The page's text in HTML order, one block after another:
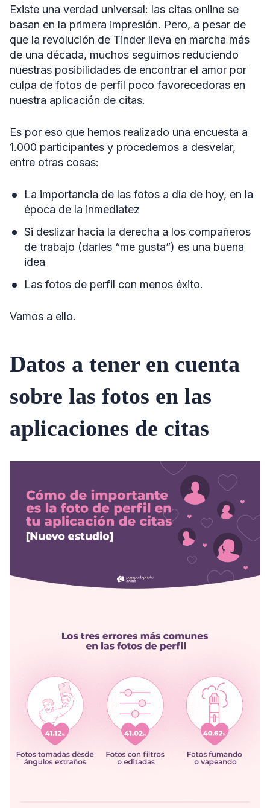
Declaración sobre el uso justo
Fuentes
Existe una verdad universal: las citas online se
basan en la primera impresión. Pero, a pesar de
que la revolución de Tinder lleva en marcha más
de una década, muchos seguimos reduciendo
nuestras posibilidades de encontrar el amor por
culpa de fotos de perfil poco favorecedoras en
nuestra aplicación de citas.
Es por eso que hemos realizado una encuesta a
1.000 participantes y procedemos a desvelar,
entre otras cosas:
La importancia de las fotos a día de hoy, en la
época de la inmediatez
Si deslizar hacia la derecha a los compañeros
de trabajo (darles “me gusta”) es una buena
idea
Las fotos de perfil con menos éxito.
Vamos a ello.
Datos a tener en cuenta
sobre las fotos en las
aplicaciones de citas